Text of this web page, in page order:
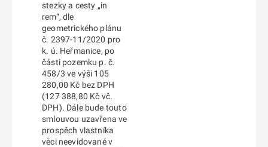
stezky a cesty „in
rem“, dle
geometrického plánu
č. 2397-11/2020 pro
k. ú. Heřmanice, po
části pozemku p. č.
458/3 ve výši 105
280,00 Kč bez DPH
(127 388,80 Kč vč.
DPH). Dále bude touto
smlouvou uzavřena ve
prospěch vlastníka
věci neevidované v